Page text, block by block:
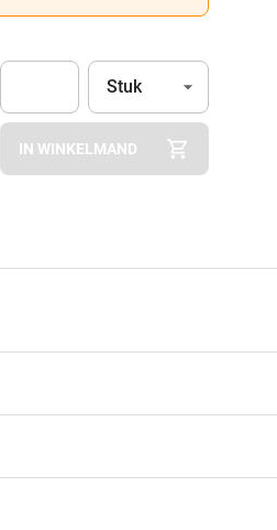
Apok.Product.Detail.AddToCart.Quantity
Eenheid (Optioneel)
Stuk
IN WINKELMAND